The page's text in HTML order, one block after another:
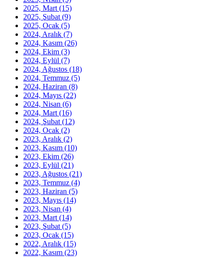
2025, Mart (15)
2025, Şubat (9)
2025, Ocak (5)
2024, Aralık (7)
2024, Kasım (26)
2024, Ekim (3)
2024, Eylül (7)
2024, Ağustos (18)
2024, Temmuz (5)
2024, Haziran (8)
2024, Mayıs (22)
2024, Nisan (6)
2024, Mart (16)
2024, Şubat (12)
2024, Ocak (2)
2023, Aralık (2)
2023, Kasım (10)
2023, Ekim (26)
2023, Eylül (21)
2023, Ağustos (21)
2023, Temmuz (4)
2023, Haziran (5)
2023, Mayıs (14)
2023, Nisan (4)
2023, Mart (14)
2023, Şubat (5)
2023, Ocak (15)
2022, Aralık (15)
2022, Kasım (23)